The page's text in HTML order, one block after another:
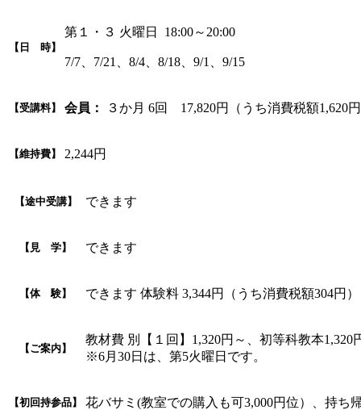
【日 時】
第１・３ 火曜日 18:00～20:00
7/7、7/21、8/4、8/18、9/1、9/15
【受講料】 会員： ３か月 6回 17,820円（うち消費税額1,620
【維持費】 2,244円
【途中受講】 できます
【見 学】 できます
【体 験】 できます 体験料 3,344円（うち消費税額304
【ご案内】
教材費 別【１回】1,320円～、初等科教本
※6月30日は、第5火曜日です。
【初回持参品】 花バサミ(教室での購入も可3,000円位）、持ち